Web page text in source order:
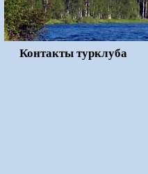
Контакты турклуба